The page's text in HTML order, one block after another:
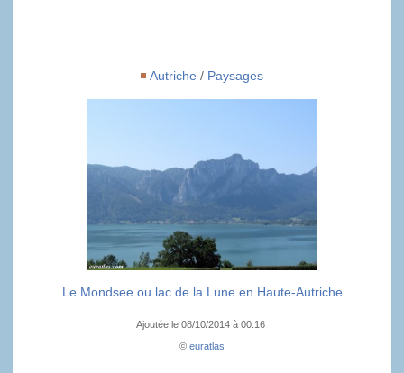
Autriche / Paysages
Le Mondsee ou lac de la Lune en Haute-Autriche
Ajoutée le 08/10/2014 à 00:16
© euratlas